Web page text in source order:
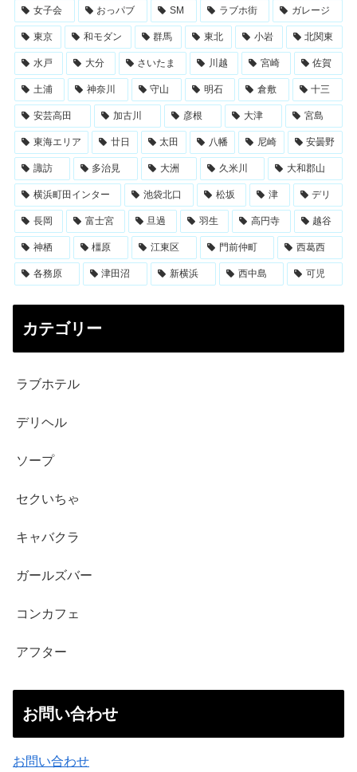
女子会 おっパブ SM ラブホ街 ガレージ
東京 和モダン 群馬 東北 小岩 北関東
水戸 大分 さいたま 川越 宮崎 佐賀
土浦 神奈川 守山 明石 倉敷 十三
安芸高田 加古川 彦根 大津 宮島
東海エリア 廿日 太田 八幡 尼崎 安曇野
諏訪 多治見 大洲 久米川 大和郡山
横浜町田インター 池袋北口 松坂 津 デリ
長岡 富士宮 旦過 羽生 高円寺 越谷
神栖 橿原 江東区 門前仲町 西葛西
各務原 津田沼 新横浜 西中島 可児
カテゴリー
ラブホテル
デリヘル
ソープ
セクいちゃ
キャバクラ
ガールズバー
コンカフェ
アフター
お問い合わせ
お問い合わせ